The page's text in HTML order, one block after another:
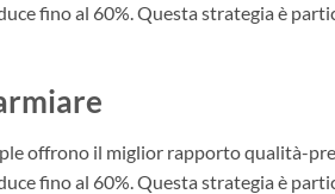
fino al 60%. Questa strategia è
offrono il miglior rapporto qualità-
fino al 60%. Questa strategia è